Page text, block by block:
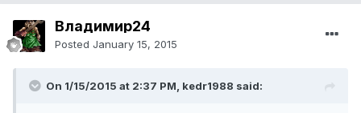
Владимир24
Posted January 15, 2015
On 1/15/2015 at 2:37 PM, kedr1988 said: